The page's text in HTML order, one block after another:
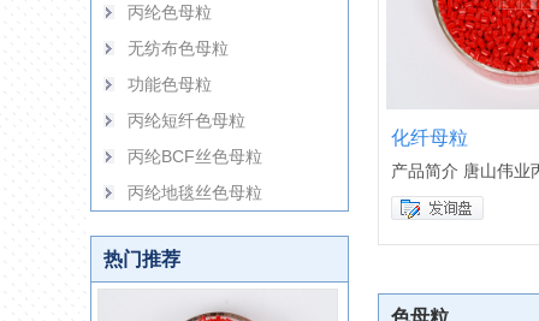
丙纶色母粒
无纺布色母粒
功能色母粒
丙纶短纤色母粒
丙纶BCF丝色母粒
丙纶地毯丝色母粒
热门推荐
化纤母粒
产品简介 唐山伟业
色母粒